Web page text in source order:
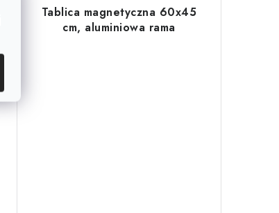
Tablica magnetyczna 60x45
cm, aluminiowa rama